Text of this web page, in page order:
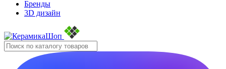
Бренды
3D дизайн